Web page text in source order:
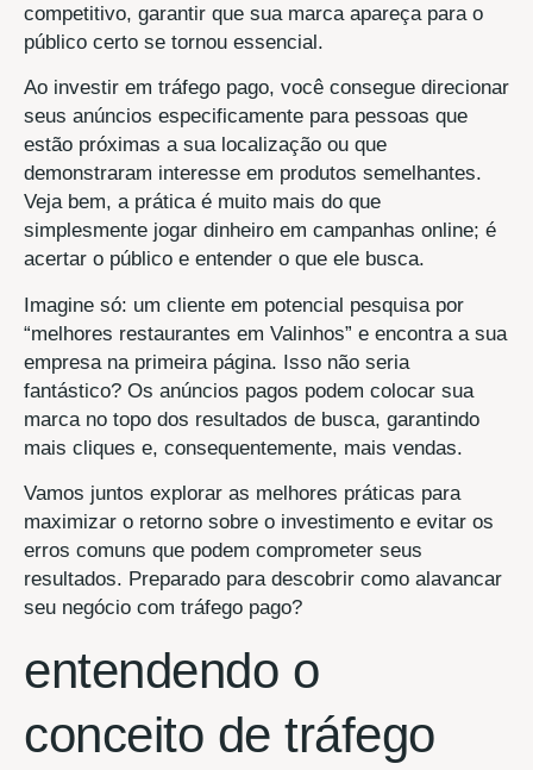
competitivo, garantir que sua marca apareça para o
público certo se tornou essencial.
Ao investir em tráfego pago, você consegue direcionar
seus anúncios especificamente para pessoas que
estão próximas a sua localização ou que
demonstraram interesse em produtos semelhantes.
Veja bem, a prática é muito mais do que
simplesmente jogar dinheiro em campanhas online; é
acertar o público e entender o que ele busca.
Imagine só: um cliente em potencial pesquisa por
“melhores restaurantes em Valinhos” e encontra a sua
empresa na primeira página. Isso não seria
fantástico? Os anúncios pagos podem colocar sua
marca no topo dos resultados de busca, garantindo
mais cliques e, consequentemente, mais vendas.
Vamos juntos explorar as melhores práticas para
maximizar o retorno sobre o investimento e evitar os
erros comuns que podem comprometer seus
resultados. Preparado para descobrir como alavancar
seu negócio com tráfego pago?
entendendo o
conceito de tráfego